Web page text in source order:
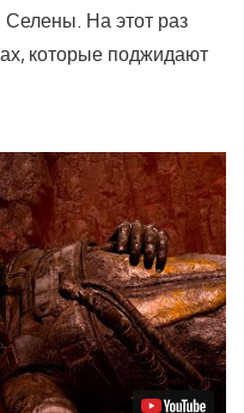
На этот раз
которые поджидают